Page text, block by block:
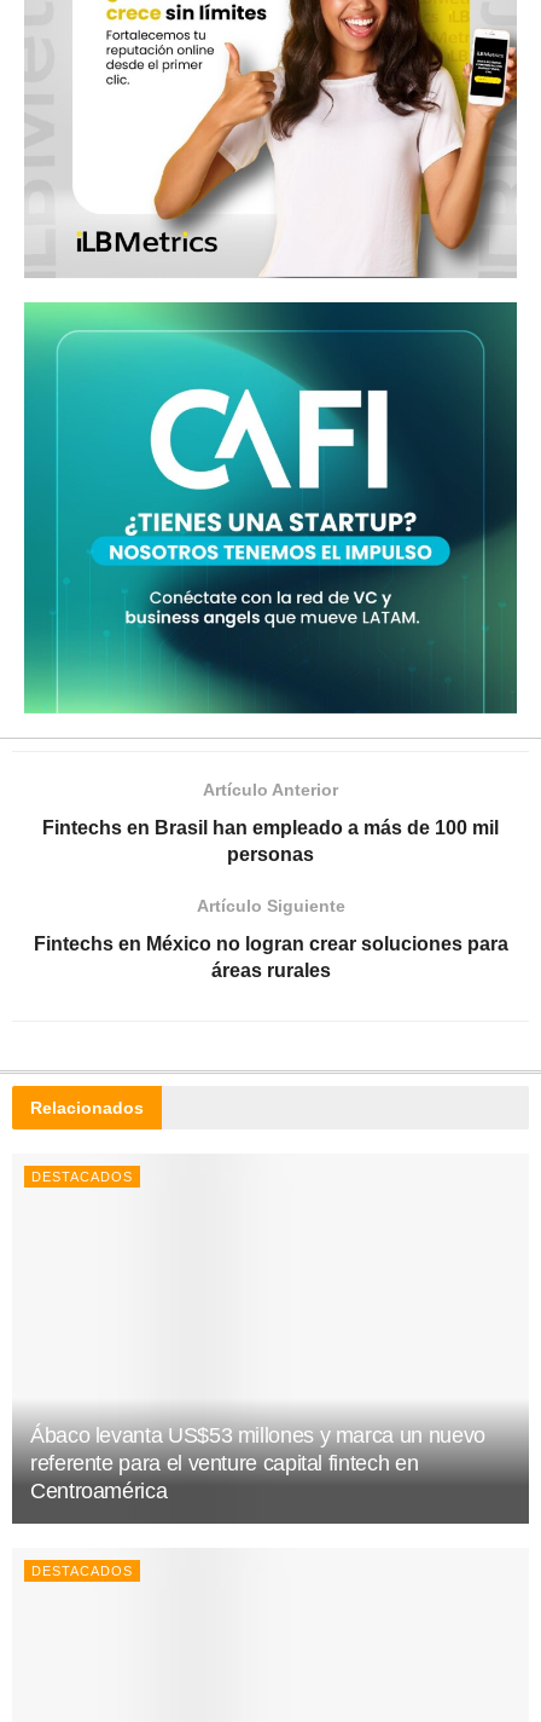
Artículo Anterior
Fintechs en Brasil han empleado a más de 100 mil
personas
Artículo Siguiente
Fintechs en México no logran crear soluciones para
áreas rurales
Relacionados
DESTACADOS
Ábaco levanta US$53 millones y marca un nuevo
referente para el venture capital fintech en
Centroamérica
DESTACADOS